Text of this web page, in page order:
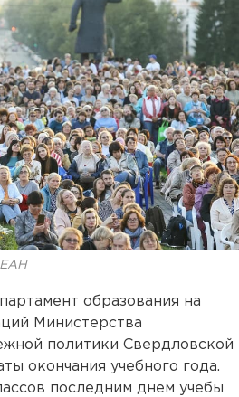
ЕАН
образования на
Министерства
политики Свердловской
окончания учебного года.
последним днем учебы